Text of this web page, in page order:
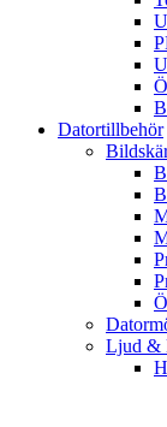
Datortillbehör
Ljud &